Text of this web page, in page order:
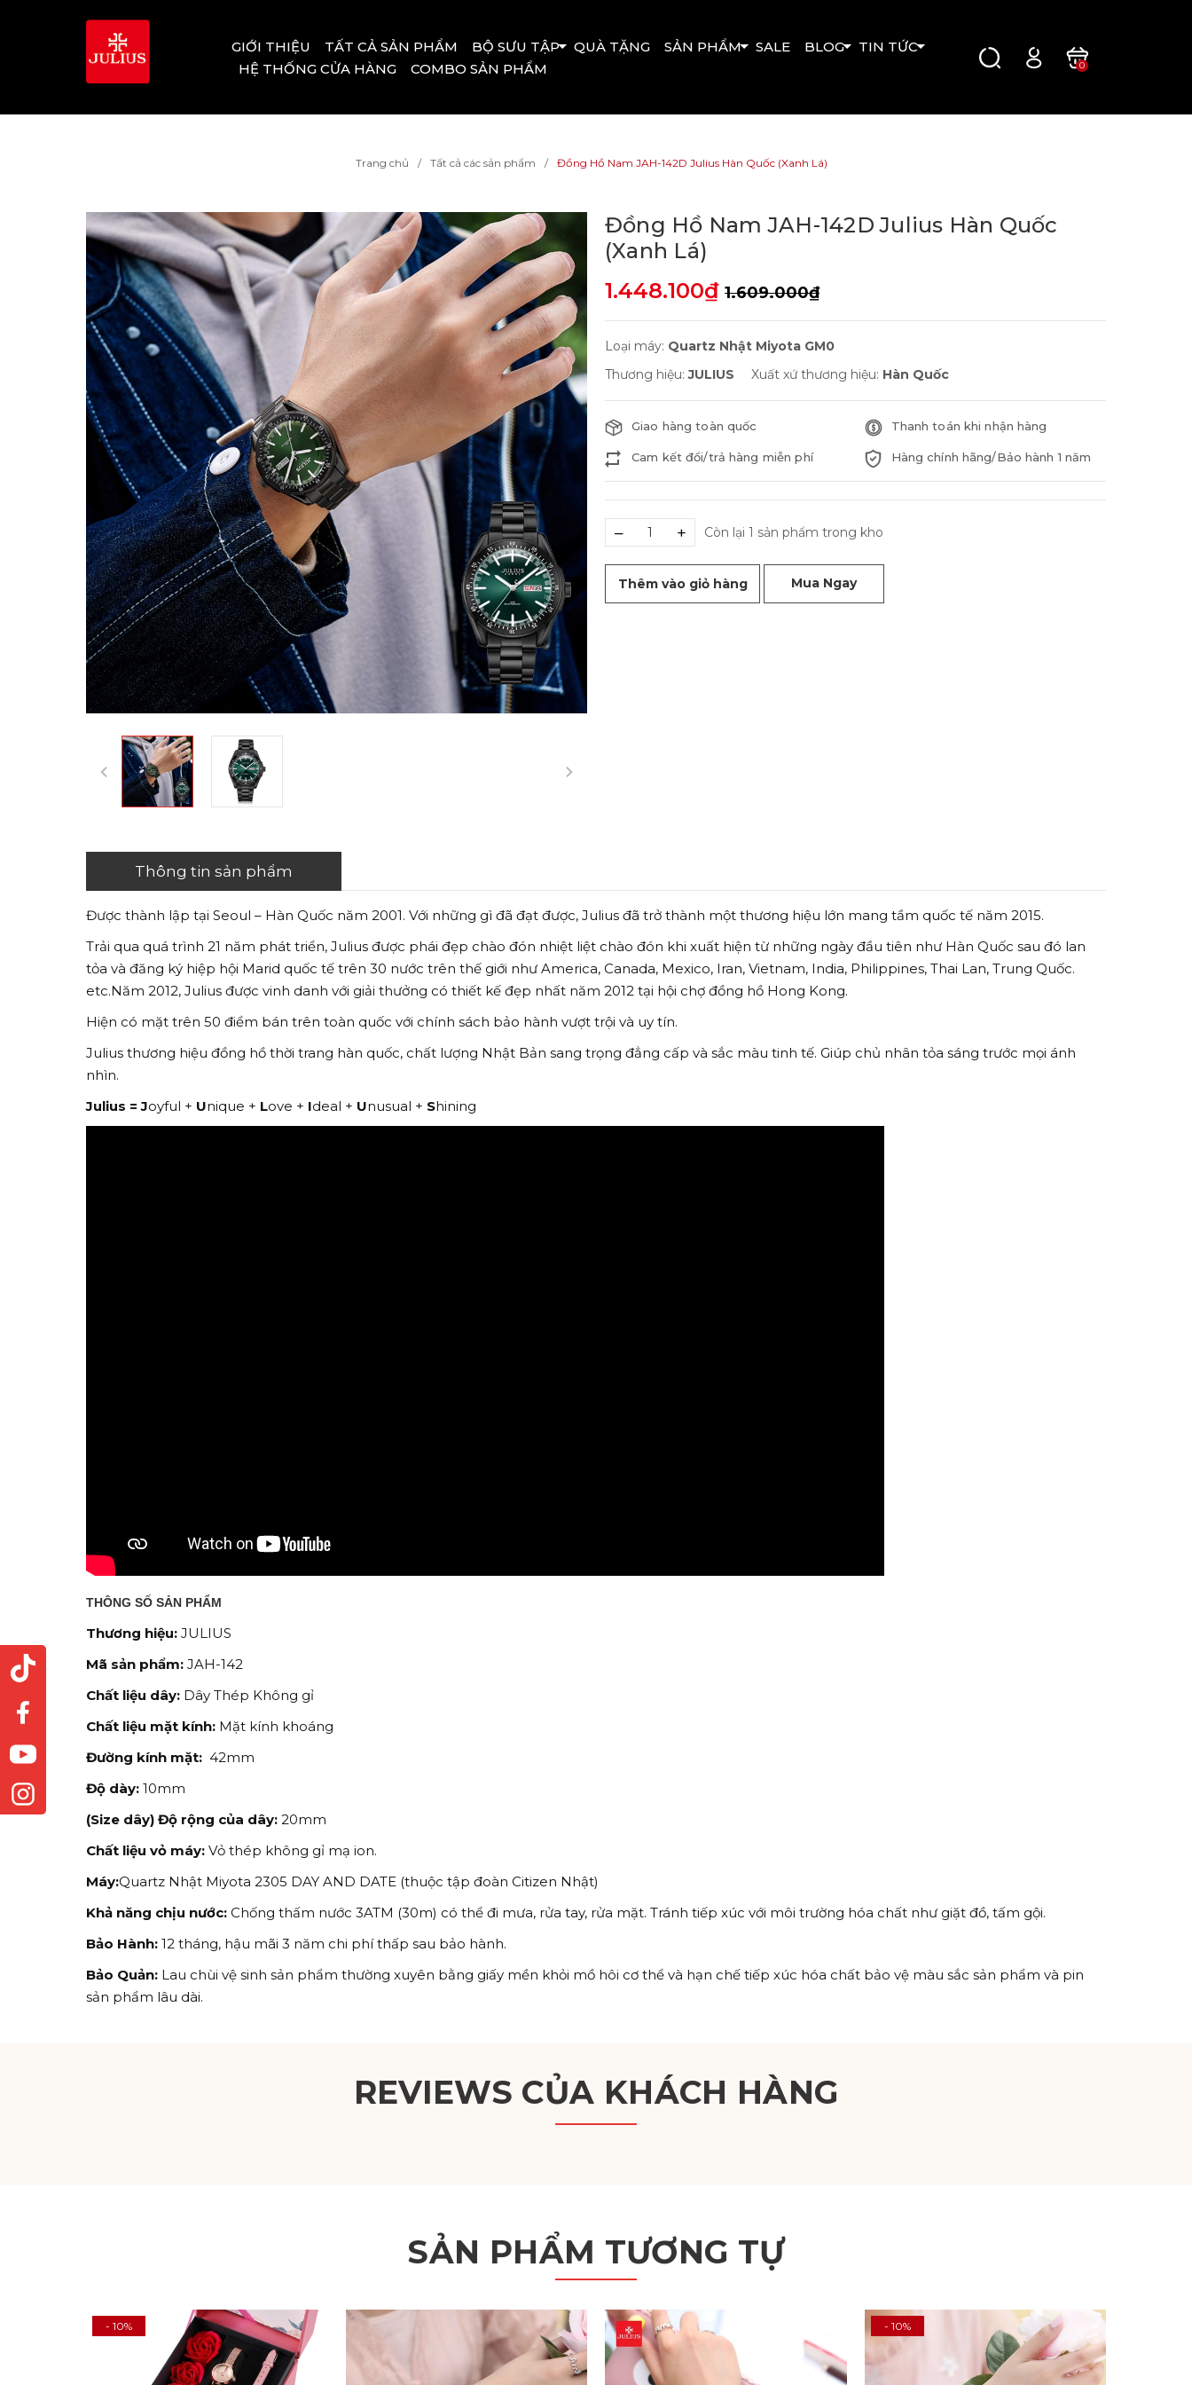
GIỚI THIỆU TẤT CẢ SẢN PHẨM BỘ SƯU TẬP QUÀ TẶNG SẢN PHẨM SALE BLOG
TIN TỨC
HỆ THỐNG CỬA HÀNG
COMBO SẢN PHẨM 0
Trang chủ Tất cả các sản phẩm Đồng Hồ Nam JAH-142D Julius Hàn Quốc (Xanh Lá)
Đồng Hồ Nam JAH-142D Julius Hàn Quốc
(Xanh Lá)
1.448.100₫ 1.609.000₫
Loại máy: Quartz Nhật Miyota GM0
Thương hiệu:JULIUS Xuất xứ thương hiệu: Hàn Quốc
Giao hàng toàn quốc Thanh toán khi nhận hàng
Cam kết đổi/trả hàng miễn phí Hàng chính hãng/Bảo hành 1 năm
– + Còn lại 1 sản phẩm trong kho
Thêm vào giỏ hàng Mua Ngay
Thông tin sản phẩm
Được thành lập tại Seoul – Hàn Quốc năm 2001. Với những gì đã đạt được, Julius đã trở thành một thương hiệu lớn mang tầm quốc tế năm 2015.
Trải qua quá trình 21 năm phát triển, Julius được phái đẹp chào đón nhiệt liệt chào đón khi xuất hiện từ những ngày đầu tiên như Hàn Quốc sau đó lan
tỏa và đăng ký hiệp hội Marid quốc tế trên 30 nước trên thế giới như America, Canada, Mexico, Iran, Vietnam, India, Philippines, Thai Lan, Trung Quốc.
etc.Năm 2012, Julius được vinh danh với giải thưởng có thiết kế đẹp nhất năm 2012 tại hội chợ đồng hồ Hong Kong.
Hiện có mặt trên 50 điểm bán trên toàn quốc với chính sách bảo hành vượt trội và uy tín.
Julius thương hiệu đồng hồ thời trang hàn quốc, chất lượng Nhật Bản sang trọng đẳng cấp và sắc màu tinh tế. Giúp chủ nhân tỏa sáng trước mọi ánh
nhìn.
Julius = Joyful + Unique + Love + Ideal + Unusual + Shining
THÔNG SỐ SẢN PHẨM
Thương hiệu: JULIUS
Mã sản phẩm: JAH-142
Chất liệu dây: Dây Thép Không gỉ
Chất liệu mặt kính: Mặt kính khoáng
Đường kính mặt: 42mm
Độ dày: 10mm
(Size dây) Độ rộng của dây: 20mm
Chất liệu vỏ máy: Vỏ thép không gỉ mạ ion.
Máy:Quartz Nhật Miyota 2305 DAY AND DATE (thuộc tập đoàn Citizen Nhật)
Khả năng chịu nước: Chống thấm nước 3ATM (30m) có thể đi mưa, rửa tay, rửa mặt. Tránh tiếp xúc với môi trường hóa chất như giặt đồ, tấm gội.
Bảo Hành: 12 tháng, hậu mãi 3 năm chi phí thấp sau bảo hành.
Bảo Quản: Lau chùi vệ sinh sản phẩm thường xuyên bằng giấy mền khỏi mồ hôi cơ thể và hạn chế tiếp xúc hóa chất bảo vệ màu sắc sản phẩm và pin
sản phẩm lâu dài.
REVIEWS CỦA KHÁCH HÀNG
SẢN PHẨM TƯƠNG TỰ
- 10% - 10%